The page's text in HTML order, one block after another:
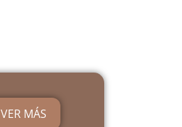
VER MÁS